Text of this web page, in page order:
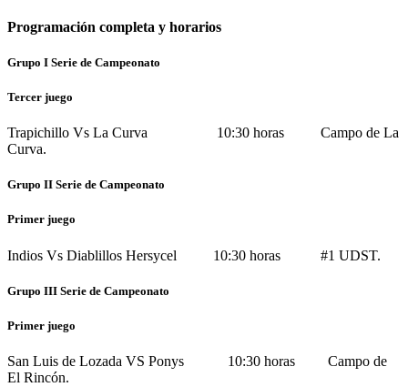
Programación completa y horarios
Grupo I Serie de Campeonato
Tercer juego
Trapichillo Vs La Curva 10:30 horas Campo de La
Curva.
Grupo II Serie de Campeonato
Primer juego
Indios Vs Diablillos Hersycel 10:30 horas #1 UDST.
Grupo III Serie de Campeonato
Primer juego
San Luis de Lozada VS Ponys 10:30 horas Campo de
El Rincón.